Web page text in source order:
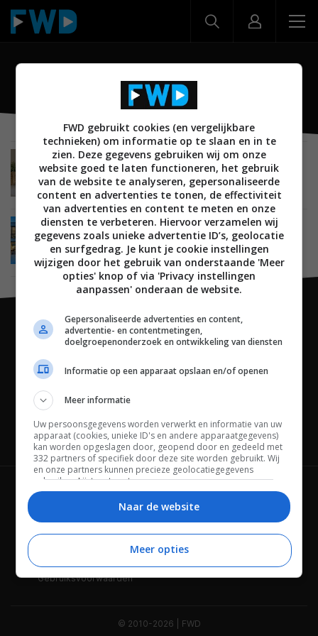
slimme speakers
ACHTERGROND TIPS EN ADVIES SMARTHOME
BEDIENING
BEELD EN GELUID
02 JANUARI 2024
Slimme speakers: de beste modellen van
2023/2024 en wat te verwachten
ACHTERGROND TIPS EN ADVIES SMARTHOME
ALGEMEEN
31 DECEMBER 2021
Smarthome: Terugblik op 2021 en vooruitblik op
2022
Channels
Wie is FWD Privacybeleid
Adverteren Contact
Gebruiksvoorwaarden
© 2010-2026 | FWD
FWD gebruikt cookies (en vergelijkbare
technieken) om informatie op te slaan en in te
zien. Deze gegevens gebruiken wij om onze
website goed te laten functioneren, het gebruik
van de website te analyseren, gepersonaliseerde
content en advertenties te tonen, de effectiviteit
van advertenties en content te meten en onze
diensten te verbeteren. Hiervoor verzamelen wij
gegevens zoals unieke advertentie ID’s, geolocatie
en surfgedrag. Je kunt je cookie instellingen
wijzigen door het gebruik van onderstaande 'Meer
opties' knop of via 'Privacy instellingen
aanpassen' onderaan de website.
Gepersonaliseerde advertenties en content,
advertentie- en contentmetingen,
doelgroepenonderzoek en ontwikkeling van diensten
Informatie op een apparaat opslaan en/of openen
Meer informatie
Uw persoonsgegevens worden verwerkt en informatie van uw
apparaat (cookies, unieke ID's en andere apparaatgegevens)
kan worden opgeslagen door, geopend door en gedeeld met
332 partners of specifiek door deze site worden gebruikt. Wij
en onze partners kunnen precieze geolocatiegegevens
gebruiken.Lijst met partners.
Bepaalde leveranciers kunnen uw persoonsgegevens
verwerken op basis van gerechtvaardigd belang. U kunt
hiertegen bezwaar maken door uw opties hieronder te
beheren. Zoek onderaan deze pagina of in het sitemenu naar
een link om uw toestemming te beheren of in te trekken via de
Naar de website
Meer opties